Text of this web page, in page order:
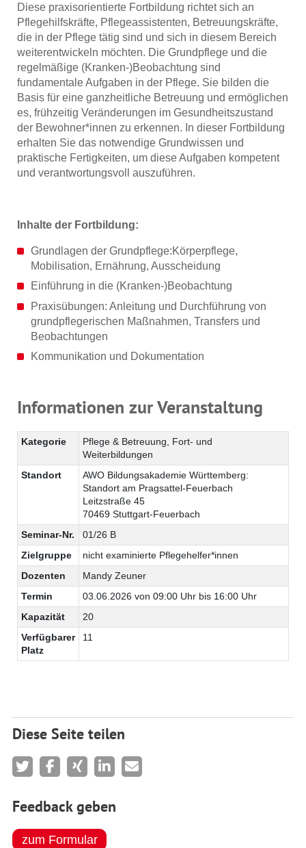
Diese praxisorientierte Fortbildung richtet sich an
Pflegehilfskräfte, Pflegeassistenten, Betreuungskräfte,
die in der Pflege tätig sind und sich in diesem Bereich
weiterentwickeln möchten. Die Grundpflege und die
regelmäßige (Kranken-)Beobachtung sind
fundamentale Aufgaben in der Pflege. Sie bilden die
Basis für eine ganzheitliche Betreuung und ermöglichen
es, frühzeitig Veränderungen im Gesundheitszustand
der Bewohner*innen zu erkennen. In dieser Fortbildung
erhalten Sie das notwendige Grundwissen und
praktische Fertigkeiten, um diese Aufgaben kompetent
und verantwortungsvoll auszuführen.
Inhalte der Fortbildung:
Grundlagen der Grundpflege:Körperpflege,
Mobilisation, Ernährung, Ausscheidung
Einführung in die (Kranken-)Beobachtung
Praxisübungen: Anleitung und Durchführung von
grundpflegerischen Maßnahmen, Transfers und
Beobachtungen
Kommunikation und Dokumentation
Informationen zur Veranstaltung
Kategorie
Pflege & Betreuung, Fort- und
Weiterbildungen
Standort
AWO Bildungsakademie Württemberg:
Standort am Pragsattel-Feuerbach
Leitzstraße 45
70469 Stuttgart-Feuerbach
Seminar-Nr.
01/26 B
Zielgruppe
nicht examinierte Pflegehelfer*innen
Dozenten
Mandy Zeuner
Termin
03.06.2026 von 09:00 Uhr bis 16:00 Uhr
Kapazität
20
Verfügbarer
Platz
11
Diese Seite teilen
Feedback geben
zum Formular